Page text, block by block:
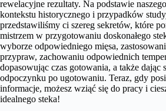
rewelacyjne rezultaty. Na podstawie
kontekstu historycznego i przypadków
przedstawiliśmy ci szereg sekretów, które
mistrzem w przygotowaniu doskonałego
wyborze odpowiedniego mięsa,
przypraw, zachowaniu odpowiednich
dopasowując czas gotowania, a także dając
odpoczynku po ugotowaniu. Teraz, gdy
informacje, możesz wziąć się do pracy i
idealnego steka!